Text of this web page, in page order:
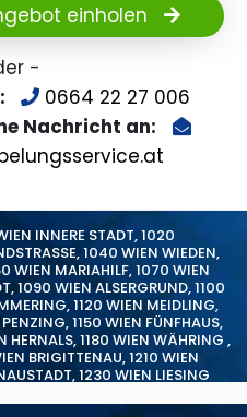
einholen
-
0664 22 27 006
Nachricht an:
INNERE STADT,1020
,1040 WIEN WIEDEN,
WIEN MARIAHILF,1070 WIEN
,1090 WIEN ALSERGRUND,1100
,1120 WIEN MEIDLING,
,1150 WIEN FÜNFHAUS,
HERNALS,1180 WIEN WÄHRING ,
BRIGITTENAU,1210 WIEN
,1230 WIEN LIESING